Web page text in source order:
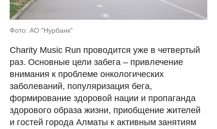
Фото: АО "Нурбанк"
Charity Music Run проводится уже в четвертый
раз. Основные цели забега – привлечение
внимания к проблеме онкологических
заболеваний, популяризация бега,
формирование здоровой нации и пропаганда
здорового образа жизни, приобщение жителей
и гостей города Алматы к активным занятиям